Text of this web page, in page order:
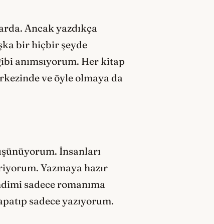
Ancak yazdıkça
bir hiçbir şeyde
anımsıyorum. Her kitap
ve öyle olmaya da
İnsanları
Yazmaya hazır
sadece romanıma
sadece yazıyorum.